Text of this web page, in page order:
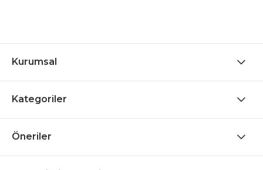
Kurumsal
Kategoriler
Öneriler